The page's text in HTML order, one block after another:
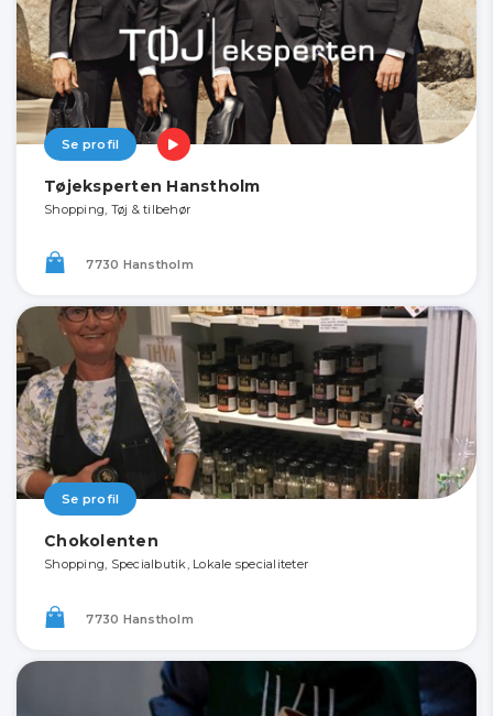
Se profil
Tøjeksperten Hanstholm
Shopping, Tøj & tilbehør
7730 Hanstholm
Se profil
Chokolenten
Shopping, Specialbutik, Lokale specialiteter
7730 Hanstholm